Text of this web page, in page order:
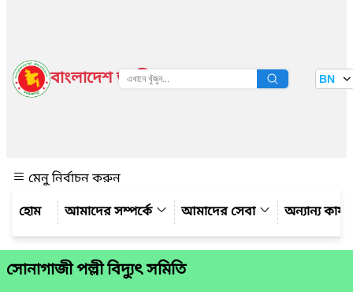
বাংলাদেশ জাতীয় তথ্য বাতায়ন BN
মেনু নির্বাচন করুন
আমাদের সম্পর্কে
আমাদের সেবা অন্যান্য
সোনাগাজী পল্লী বিদ্যুৎ সমিতি